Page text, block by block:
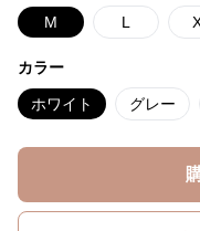
M L
カラー
ホワイト グレー